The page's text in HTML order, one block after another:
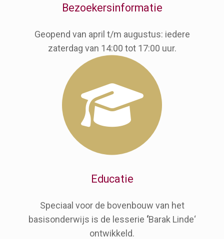
Bezoekersinformatie
Geopend van april t/m augustus: iedere
zaterdag van 14:00 tot 17:00 uur.
Educatie
Speciaal voor de bovenbouw van het
basisonderwijs is de lesserie ‘Barak Linde‘
ontwikkeld.